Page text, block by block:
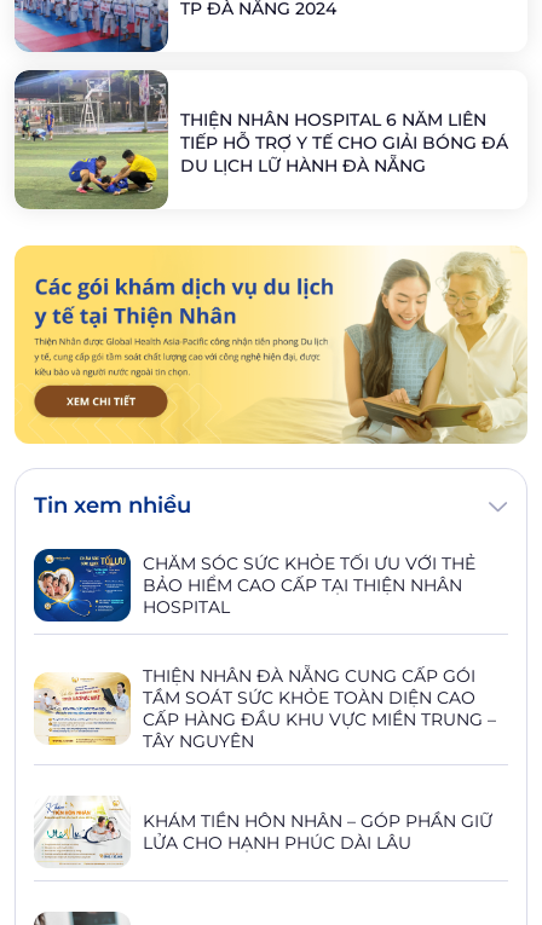
TP ĐÀ NẴNG 2024
THIỆN NHÂN HOSPITAL 6 NĂM LIÊN
TIẾP HỖ TRỢ Y TẾ CHO GIẢI BÓNG ĐÁ
DU LỊCH LỮ HÀNH ĐÀ NẴNG
Tin xem nhiều
CHĂM SÓC SỨC KHỎE TỐI ƯU VỚI THẺ
BẢO HIỂM CAO CẤP TẠI THIỆN NHÂN
HOSPITAL
THIỆN NHÂN ĐÀ NẴNG CUNG CẤP GÓI
TẦM SOÁT SỨC KHỎE TOÀN DIỆN CAO
CẤP HÀNG ĐẦU KHU VỰC MIỀN TRUNG –
TÂY NGUYÊN
KHÁM TIỀN HÔN NHÂN – GÓP PHẦN GIỮ
LỬA CHO HẠNH PHÚC DÀI LÂU